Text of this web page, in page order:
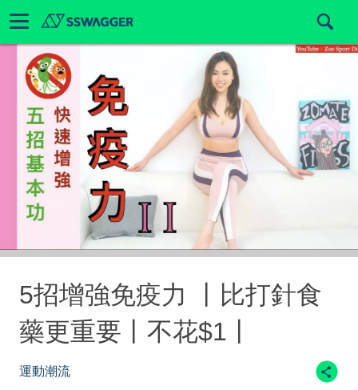
5招增強免疫力 丨比打針食
藥更重要丨不花$1丨
運動潮流